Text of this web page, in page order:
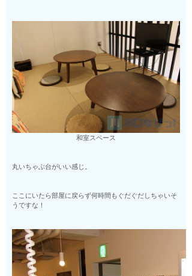
和室スペース
丸いちゃぶ台がいい感じ。
ここにいたら部屋に戻らず何時間もぐだぐだしちゃいそ
うですな！